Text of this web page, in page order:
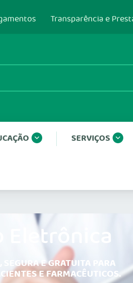
Transparência e
SERVIÇOS
Eletrônica
E GRATUITA PARA
E FARMACÊUTICOS.